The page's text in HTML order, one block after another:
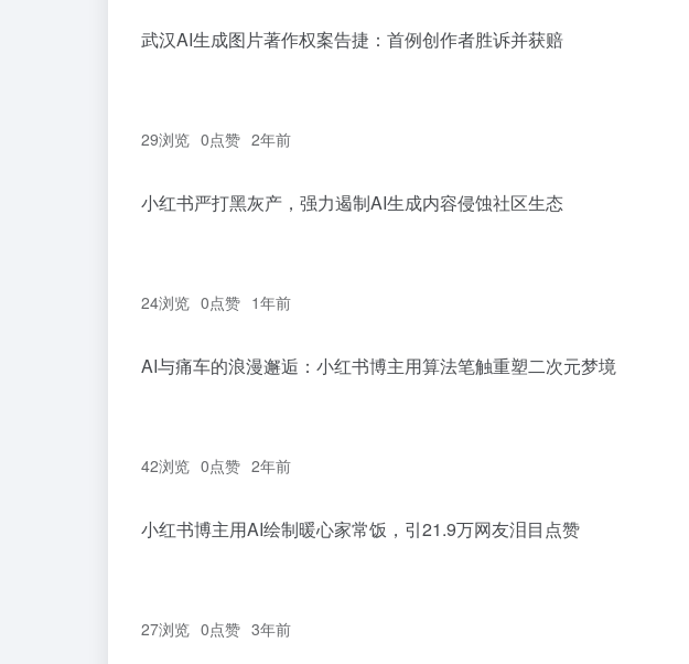
武汉AI生成图片著作权案告捷：首例创作者胜诉并获赔
29浏览 0点赞 2年前
小红书严打黑灰产，强力遏制AI生成内容侵蚀社区生态
24浏览 0点赞 1年前
AI与痛车的浪漫邂逅：小红书博主用算法笔触重塑二次元梦境
42浏览 0点赞 2年前
小红书博主用AI绘制暖心家常饭，引21.9万网友泪目点赞
27浏览 0点赞 3年前